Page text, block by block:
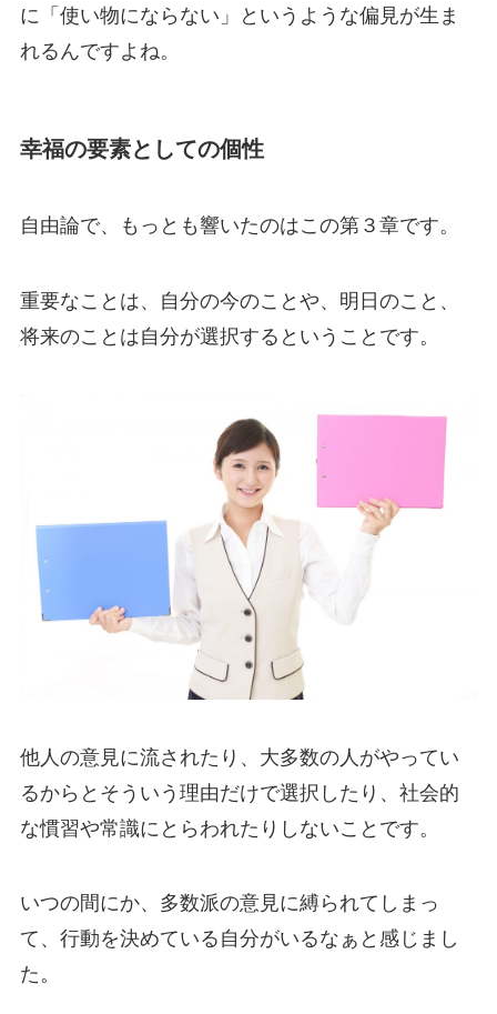
に「使い物にならない」というような偏見が生ま
れるんですよね。
幸福の要素としての個性
自由論で、もっとも響いたのはこの第３章です。
重要なことは、自分の今のことや、明日のこと、
将来のことは自分が選択するということです。
他人の意見に流されたり、大多数の人がやってい
るからとそういう理由だけで選択したり、社会的
な慣習や常識にとらわれたりしないことです。
いつの間にか、多数派の意見に縛られてしまっ
て、行動を決めている自分がいるなぁと感じまし
た。